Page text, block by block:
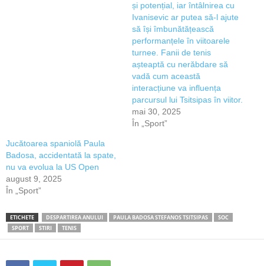
și potențial, iar întâlnirea cu
Ivanisevic ar putea să-l ajute
să își îmbunătățească
performanțele în viitoarele
turnee. Fanii de tenis
așteaptă cu nerăbdare să
vadă cum această
interacțiune va influența
parcursul lui Tsitsipas în viitor.
mai 30, 2025
În „Sport”
Jucătoarea spaniolă Paula
Badosa, accidentată la spate,
nu va evolua la US Open
august 9, 2025
În „Sport”
ETICHETE DESPARTIREA ANULUI PAULA BADOSA STEFANOS TSITSIPAS
SOC
SPORT
STIRI TENIS